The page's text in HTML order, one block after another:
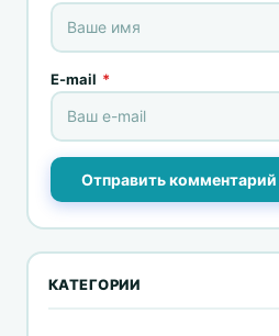
E-mail *
Отправить комментарий
КАТЕГОРИИ